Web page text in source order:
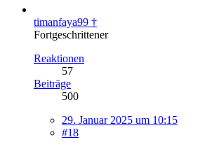
timanfaya99 †
Fortgeschrittener
Reaktionen
57
Beiträge
500
29. Januar 2025 um 10:15
#18